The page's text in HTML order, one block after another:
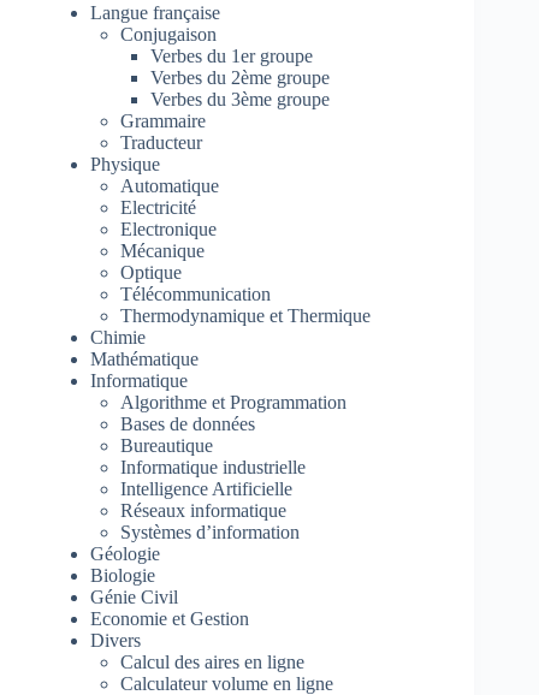
Langue française
Conjugaison
Verbes du 1er groupe
Verbes du 2ème groupe
Verbes du 3ème groupe
Grammaire
Traducteur
Physique
Automatique
Electricité
Electronique
Mécanique
Optique
Télécommunication
Thermodynamique et Thermique
Chimie
Mathématique
Informatique
Algorithme et Programmation
Bases de données
Bureautique
Informatique industrielle
Intelligence Artificielle
Réseaux informatique
Systèmes d’information
Géologie
Biologie
Génie Civil
Economie et Gestion
Divers
Calcul des aires en ligne
Calculateur volume en ligne